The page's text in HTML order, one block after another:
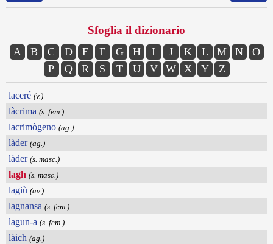
Sfoglia il dizionario
A B C D E F G H I J K L M N
O
P
Q R S T U V W X Y Z
laceré (v.)
làcrima (s. fem.)
lacrimògeno (ag.)
làder (ag.)
làder (s. masc.)
lagh (s. masc.)
lagiù (av.)
lagnansa (s. fem.)
lagun-a (s. fem.)
làich (ag.)